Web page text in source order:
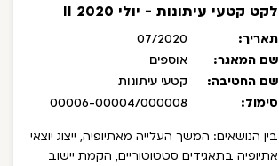
לקט קטעי עיתונות - יולי 2020 II
תאריך:
07/2020
שם המאגר:
אוספים
שם החטיבה:
קטעי עיתונות
סימול:
00006-00004/000008
בין הנושאים: המשך העלייה מאתיופיה, ייצוג יוצאי
אתיופיה בתאגידים סטטוטוריים, הקמת יישוב